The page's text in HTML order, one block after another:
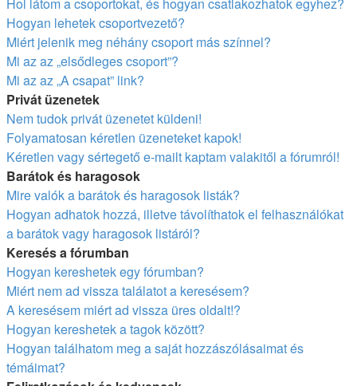
Hogyan lehetek csoportvezető?
Miért jelenik meg néhány csoport más színnel?
Mi az az „elsődleges csoport”?
Mi az az „A csapat” link?
Privát üzenetek
Nem tudok privát üzenetet küldeni!
Folyamatosan kéretlen üzeneteket kapok!
Kéretlen vagy sértegető e-mailt kaptam valakitől a fórumról!
Barátok és haragosok
Mire valók a barátok és haragosok listák?
Hogyan adhatok hozzá, illetve távolíthatok el felhasználókat
a barátok vagy haragosok listáról?
Keresés a fórumban
Hogyan kereshetek egy fórumban?
Miért nem ad vissza találatot a keresésem?
A keresésem miért ad vissza üres oldalt!?
Hogyan kereshetek a tagok között?
Hogyan találhatom meg a saját hozzászólásaimat és
témáimat?